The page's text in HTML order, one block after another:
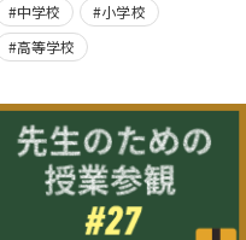
#中学校
#小学校
#高等学校